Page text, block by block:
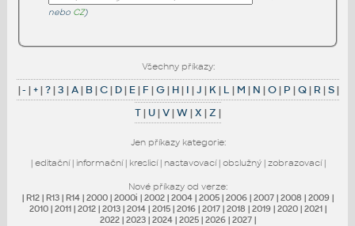
nebo CZ)
Všechny příkazy:
|- |+|?|3 |A| B|C| D| E| F |G| H| I |J | K| L | M | N |O| P |Q| R |S|
T| U|V|W|X |Z |
Jen příkazy kategorie:
| editační| informační| kreslicí| nastavovací| obslužný| zobrazovací|
Nové příkazy od verze:
| R12 | R13 | R14 | 2000 | 2000i | 2002 | 2004 | 2005 | 2006 | 2007 | 2008 | 2009 |
2010 | 2011 | 2012 | 2013 | 2014 | 2015 | 2016 | 2017 | 2018 | 2019 | 2020 | 2021 |
2022 | 2023 | 2024 | 2025 | 2026 | 2027 |